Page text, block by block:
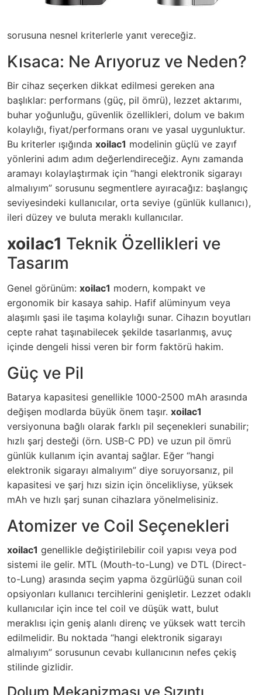
sorusuna nesnel kriterlerle yanıt vereceğiz.
Kısaca: Ne Arıyoruz ve Neden?
Bir cihaz seçerken dikkat edilmesi gereken ana
başlıklar: performans (güç, pil ömrü), lezzet aktarımı,
buhar yoğunluğu, güvenlik özellikleri, dolum ve bakım
kolaylığı, fiyat/performans oranı ve yasal uygunluktur.
Bu kriterler ışığında xoilac1 modelinin güçlü ve zayıf
yönlerini adım adım değerlendireceğiz. Aynı zamanda
aramayı kolaylaştırmak için “hangi elektronik sigarayı
almalıyım” sorusunu segmentlere ayıracağız: başlangıç
seviyesindeki kullanıcılar, orta seviye (günlük kullanıcı),
ileri düzey ve buluta meraklı kullanıcılar.
xoilac1 Teknik Özellikleri ve
Tasarım
Genel görünüm: xoilac1 modern, kompakt ve
ergonomik bir kasaya sahip. Hafif alüminyum veya
alaşımlı şasi ile taşıma kolaylığı sunar. Cihazın boyutları
cepte rahat taşınabilecek şekilde tasarlanmış, avuç
içinde dengeli hissi veren bir form faktörü hakim.
Güç ve Pil
Batarya kapasitesi genellikle 1000-2500 mAh arasında
değişen modlarda büyük önem taşır. xoilac1
versiyonuna bağlı olarak farklı pil seçenekleri sunabilir;
hızlı şarj desteği (örn. USB-C PD) ve uzun pil ömrü
günlük kullanım için avantaj sağlar. Eğer “hangi
elektronik sigarayı almalıyım” diye soruyorsanız, pil
kapasitesi ve şarj hızı sizin için öncelikliyse, yüksek
mAh ve hızlı şarj sunan cihazlara yönelmelisiniz.
Atomizer ve Coil Seçenekleri
xoilac1 genellikle değiştirilebilir coil yapısı veya pod
sistemi ile gelir. MTL (Mouth-to-Lung) ve DTL (Direct-
to-Lung) arasında seçim yapma özgürlüğü sunan coil
opsiyonları kullanıcı tercihlerini genişletir. Lezzet odaklı
kullanıcılar için ince tel coil ve düşük watt, bulut
meraklısı için geniş alanlı direnç ve yüksek watt tercih
edilmelidir. Bu noktada “hangi elektronik sigarayı
almalıyım” sorusunun cevabı kullanıcının nefes çekiş
stilinde gizlidir.